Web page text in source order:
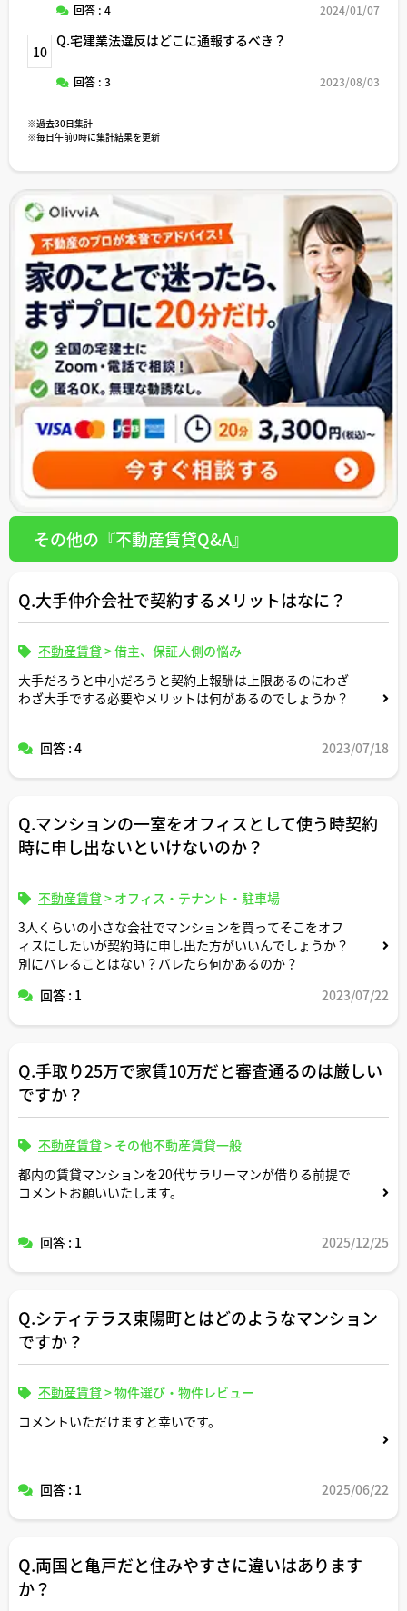
回答 : 4 2024/01/07
10
Q.宅建業法違反はどこに通報するべき？
回答 : 3 2023/08/03
※過去30日集計
※毎日午前0時に集計結果を更新
その他の『不動産賃貸Q&A』
Q.大手仲介会社で契約するメリットはなに？
不動産賃貸 >借主、保証人側の悩み
大手だろうと中小だろうと契約上報酬は上限あるのにわざ
わざ大手でする必要やメリットは何があるのでしょうか？
回答 : 4 2023/07/18
Q.マンションの一室をオフィスとして使う時契約
時に申し出ないといけないのか？
不動産賃貸 > オフィス・テナント・駐車場
3人くらいの小さな会社でマンションを買ってそこをオフ
ィスにしたいが契約時に申し出た方がいいんでしょうか？
別にバレることはない？バレたら何かあるのか？
回答 : 1
2023/07/22
Q.手取り25万で家賃10万だと審査通るのは厳しい
ですか？
不動産賃貸 > その他不動産賃貸一般
都内の賃貸マンションを20代サラリーマンが借りる前提で
コメントお願いいたします。
回答 : 1 2025/12/25
Q.シティテラス東陽町とはどのようなマンション
ですか？
不動産賃貸 >物件選び・物件レビュー
コメントいただけますと幸いです。
回答 : 1 2025/06/22
Q.両国と亀戸だと住みやすさに違いはあります
か？